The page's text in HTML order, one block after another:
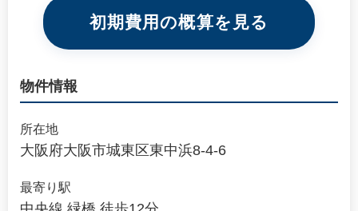
初期費用の概算を見る
物件情報
所在地
大阪府大阪市城東区東中浜8-4-6
最寄り駅